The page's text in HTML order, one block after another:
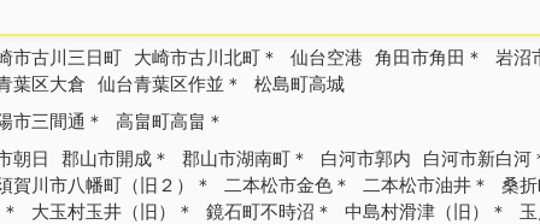
市古川三日町 大崎市古川北町＊ 仙台空港 角田市角田＊
岩沼
葉区大倉
仙台青葉区作並＊
松島町高城
市三間通＊
高畠町高畠＊
朝日
郡山市開成＊ 郡山市湖南町＊ 白河市郭内
白河市新白河
賀川市八幡町（旧２）＊
二本松市金色＊ 二本松市油井＊
桑
大玉村玉井（旧）＊ 鏡石町不時沼＊ 中島村滑津（旧）＊